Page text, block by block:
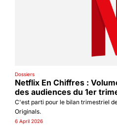
Dossiers
Netflix En Chiffres :
des audiences du 1er
C'est parti pour le bilan trimestriel
Originals.
6 April 2026